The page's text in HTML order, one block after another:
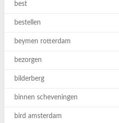
best
bestellen
beymen rotterdam
bezorgen
bilderberg
binnen scheveningen
bird amsterdam